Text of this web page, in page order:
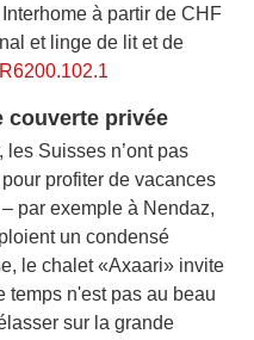
à partir de CHF
et linge de lit et de
couverte privée
Suisses n’ont pas
profiter de vacances
par exemple à Nendaz,
un condensé
le chalet «Axaari» invite
temps n'est pas au beau
sur la grande